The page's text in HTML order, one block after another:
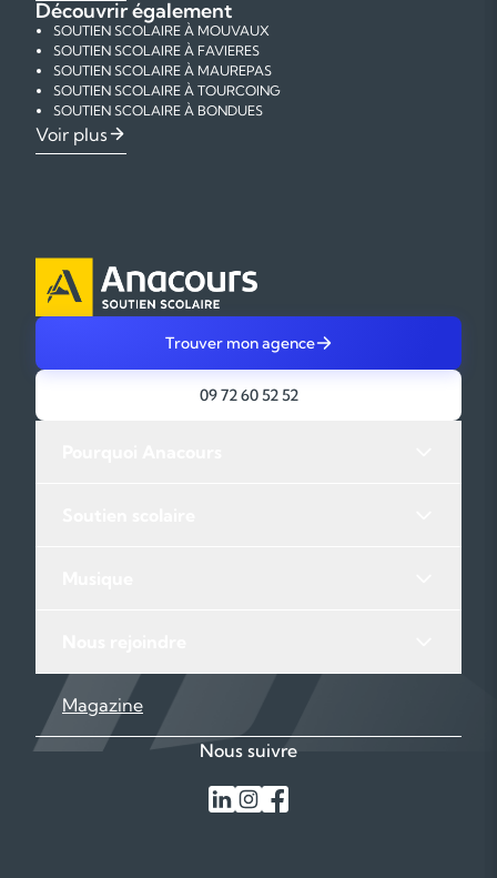
ECOLE ELEMENTAIRE PUBLIQUE GRANDE RUE . – 02250
VOYENNE
Découvrir également
SOUTIEN SCOLAIRE À MOUVAUX
SOUTIEN SCOLAIRE À FAVIERES
SOUTIEN SCOLAIRE À MAUREPAS
SOUTIEN SCOLAIRE À TOURCOING
SOUTIEN SCOLAIRE À BONDUES
SOUTIEN SCOLAIRE À RONCHIN
SOUTIEN SCOLAIRE À LA MADELEINE
SOUTIEN SCOLAIRE À LILLE
Voir plus
Trouver mon agence
09 72 60 52 52
Magazine
Nous suivre